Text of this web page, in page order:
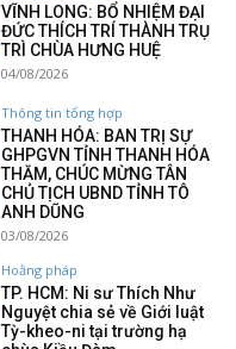
VĨNH LONG: BỔ NHIỆM ĐẠI
ĐỨC THÍCH TRÍ THÀNH TRỤ
TRÌ CHÙA HƯNG HUỆ
04/08/2026
Thông tin tổng hợp
THANH HÓA: BAN TRỊ SỰ
GHPGVN TỈNH THANH HÓA
THĂM, CHÚC MỪNG TÂN
CHỦ TỊCH UBND TỈNH TÔ
ANH DŨNG
03/08/2026
Hoằng pháp
TP. HCM: Ni sư Thích Như
Nguyệt chia sẻ về Giới luật
Tỳ-kheo-ni tại trường hạ